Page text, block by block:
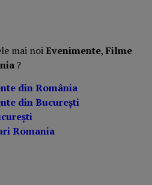
mai noiEvenimente, Filme
?
din România
din București
Romania